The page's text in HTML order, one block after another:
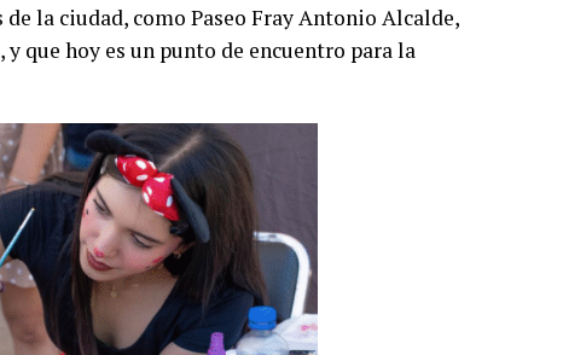
la ciudad, como Paseo Fray Antonio Alcalde,
que hoy es un punto de encuentro para la